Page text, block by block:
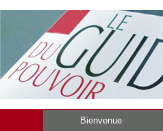
Bienvenue